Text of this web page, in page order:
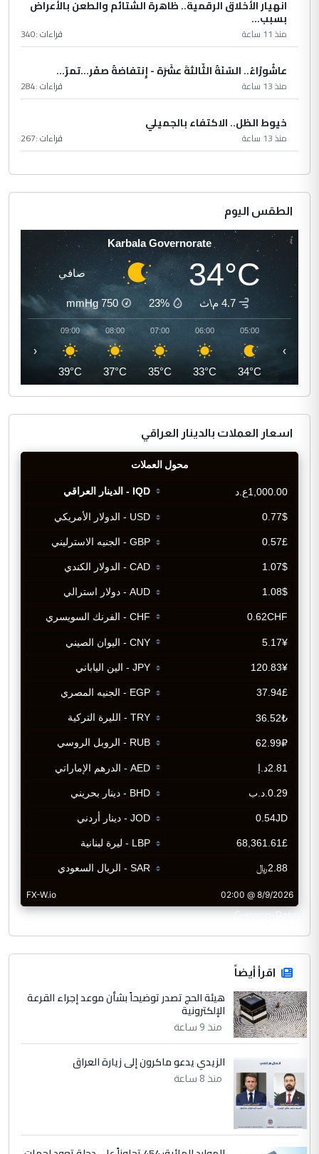
انهيار الأخلاق الرقمية.. ظاهرة الشتائم والطعن بالأعراض
بسبب...
منذ 11 ساعة قراءات :340
عاشُورْاءُ.. السّنَةُ الثّالثةَ عشَرَة - إِنتفاضةُ صفَر…تمرّ...
منذ 13 ساعة قراءات :284
خيوط الظل.. الاكتفاء بالجميلي
منذ 13 ساعة قراءات :267
الطقس اليوم
Karbala Governorate
34°C صافي
4.7 م\ث 23%
750
mmHg
05:00
34°C
06:00
33°C
07:00
35°C
08:00
37°C
09:00
39°C
‹ ›
اسعار العملات بالدينار العراقي
CurrencyRate
اقرأ أيضاً
هيئة الحج تصدر توضيحاً بشأن موعد إجراء القرعة
الإلكترونية
منذ 9 ساعة
الزيدي يدعو ماكرون إلى زيارة العراق
منذ 8 ساعة